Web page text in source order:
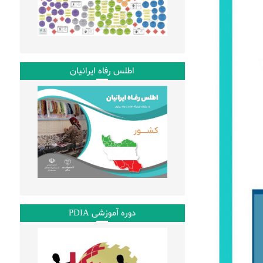
اطلس رفاه ایرانیان
دوره آموزشی PDIA